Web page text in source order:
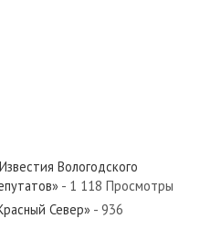
Север»
Вологодского
- 1 118 Просмотры
Север» - 936